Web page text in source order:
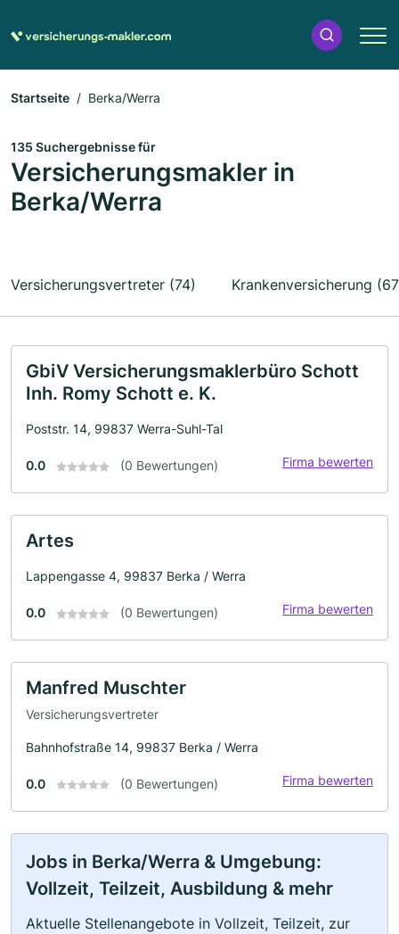
Startseite Berka/Werra
135 Suchergebnisse für
Versicherungsmakler in
Berka/Werra
Versicherungsvertreter (74) Krankenversicherung
GbiV Versicherungsmaklerbüro Schott
Inh. Romy Schott e. K.
Poststr. 14, 99837 Werra-Suhl-Tal
0.0 (0 Bewertungen) Firma bewerten
Artes
Lappengasse 4, 99837 Berka / Werra
0.0 (0 Bewertungen) Firma bewerten
Manfred Muschter
Versicherungsvertreter
Bahnhofstraße 14, 99837 Berka / Werra
0.0 (0 Bewertungen) Firma bewerten
Jobs in Berka/Werra & Umgebung:
Vollzeit, Teilzeit, Ausbildung & mehr
Aktuelle Stellenangebote in Vollzeit, Teilzeit, zur